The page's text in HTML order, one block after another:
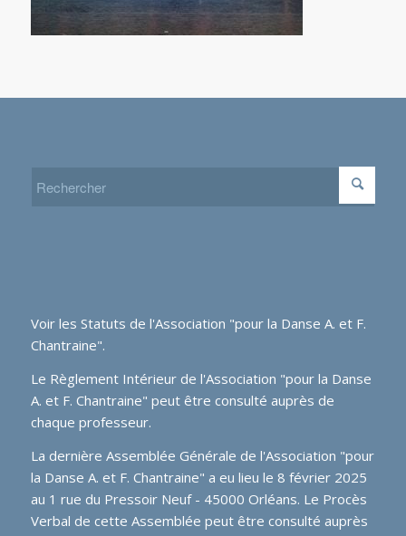
Voir les Statuts de l'Association "pour la Danse A. et F.
Chantraine".
Le Règlement Intérieur de l'Association "pour la Danse
A. et F. Chantraine" peut être consulté auprès de
chaque professeur.
La dernière Assemblée Générale de l'Association "pour
la Danse A. et F. Chantraine" a eu lieu le 8 février 2025
au 1 rue du Pressoir Neuf - 45000 Orléans. Le Procès
Verbal de cette Assemblée peut être consulté auprès